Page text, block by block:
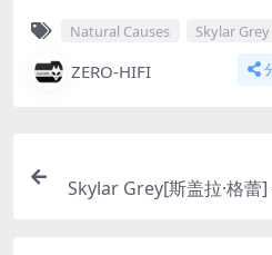
Natural Causes Skylar Grey
ZERO-HIFI
Skylar Grey[斯盖拉·格